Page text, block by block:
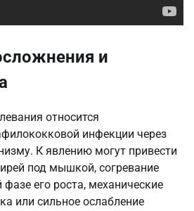
и
относится
инфекции через
К явлению могут привести
под мышкой, согревание
его роста, механические
или сильное ослабление